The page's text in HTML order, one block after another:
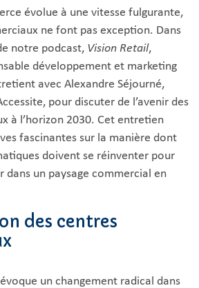
évolue à une vitesse fulgurante,
ne font pas exception. Dans
notre podcast, Vision Retail,
développement et marketing
avec Alexandre Séjourné,
pour discuter de l’avenir des
à l’horizon 2030. Cet entretien
fascinantes sur la manière dont
doivent se réinventer pour
dans un paysage commercial en
des centres
un changement radical dans